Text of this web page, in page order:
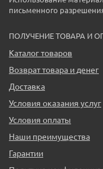
письменного
ПОЛУЧЕНИЕ ТОВАРА И
Каталог товаров
Возврат товара и денег
Доставка
Условия оказания услуг
Условия оплаты
Наши преимущества
Гарантии